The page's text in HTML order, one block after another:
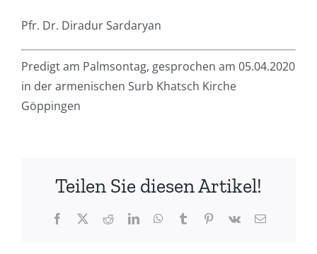
Pfr. Dr. Diradur Sardaryan
Predigt am Palmsontag, gesprochen am 05.04.2020
in der armenischen Surb Khatsch Kirche
Göppingen
Teilen Sie diesen Artikel!
Facebook
X RedditLinkedInWhatsApp
TumblrPinterest
Vk Email